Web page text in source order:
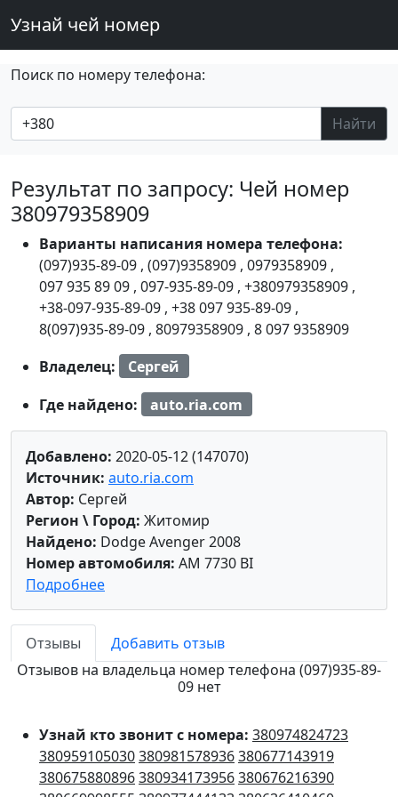
Узнай чей номер
Поиск по номеру телефона:
Найти
Результат по запросу: Чей номер
380979358909
Варианты написания номера телефона:
(097)935-89-09 , (097)9358909 , 0979358909 ,
097 935 89 09 , 097-935-89-09 , +380979358909 ,
+38-097-935-89-09 , +38 097 935-89-09 ,
8(097)935-89-09 , 80979358909 , 8 097 9358909
Владелец:
Сергей
Где найдено:
auto.ria.com
Добавлено: 2020-05-12 (147070)
Источник: auto.ria.com
Автор: Сергей
Регион \ Город: Житомир
Найдено: Dodge Avenger 2008
Номер автомобиля: AM 7730 BI
Подробнее
Отзывы
Добавить отзыв
Отзывов на владельца номер телефона (097)935-89-
09 нет
Узнай кто звонит с номера: 380974824723
380959105030380981578936380677143919
380675880896380934173956380676216390